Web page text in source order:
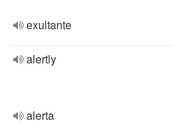
exultante
alertly
alerta